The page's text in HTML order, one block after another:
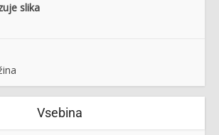
slika
Vsebina